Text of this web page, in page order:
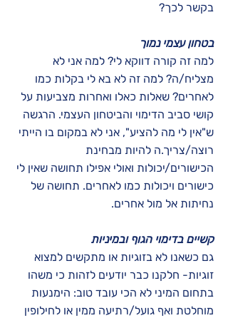
בקשר לכך?
בטחון עצמי נמוך
למה זה קורה דווקא לי? למה אני לא
מצליח/ה? למה זה לא בא לי בקלות כמו
לאחרים? שאלות כאלו ואחרות מצביעות על
קושי סביב הדימוי והביטחון העצמי. הרגשה
ש"אין לי מה להציע", אני לא במקום בו הייתי
רוצה/צריך.ה להיות מבחינת
הכישורים/יכולות ואולי אפילו תחושה שאין לי
כישורים ויכולות כמו לאחרים. תחושה של
נחיתות אל מול אחרים.
קשיים בדימוי הגוף ובמיניות
גם כשאנו לא בזוגיות או מתקשים למצוא
זוגיות- חלקנו כבר יודעים לזהות כי משהו
בתחום המיני לא הכי עובד טוב: הימנעות
מוחלטת ואף גועל/רתיעה ממין או לחילופין